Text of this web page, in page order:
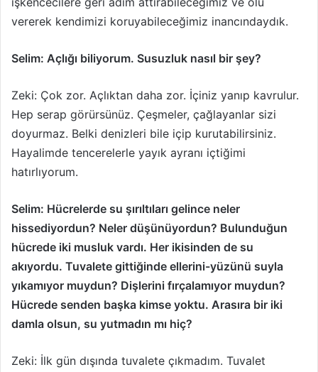
vererek kendimizi koruyabileceğimiz inancındaydık.
Selim: Açlığı biliyorum. Susuzluk nasıl bir şey?
Zeki: Çok zor. Açlıktan daha zor. İçiniz yanıp kavrulur.
Hep serap görürsünüz. Çeşmeler, çağlayanlar sizi
doyurmaz. Belki denizleri bile içip kurutabilirsiniz.
Hayalimde tencerelerle yayık ayranı içtiğimi
hatırlıyorum.
Selim: Hücrelerde su şırıltıları gelince neler
hissediyordun? Neler düşünüyordun? Bulunduğun
hücrede iki musluk vardı. Her ikisinden de su
akıyordu. Tuvalete gittiğinde ellerini-yüzünü suyla
yıkamıyor muydun? Dişlerini fırçalamıyor muydun?
Hücrede senden başka kimse yoktu. Arasıra bir iki
damla olsun, su yutmadın mı hiç?
Zeki: İlk gün dışında tuvalete çıkmadım. Tuvalet